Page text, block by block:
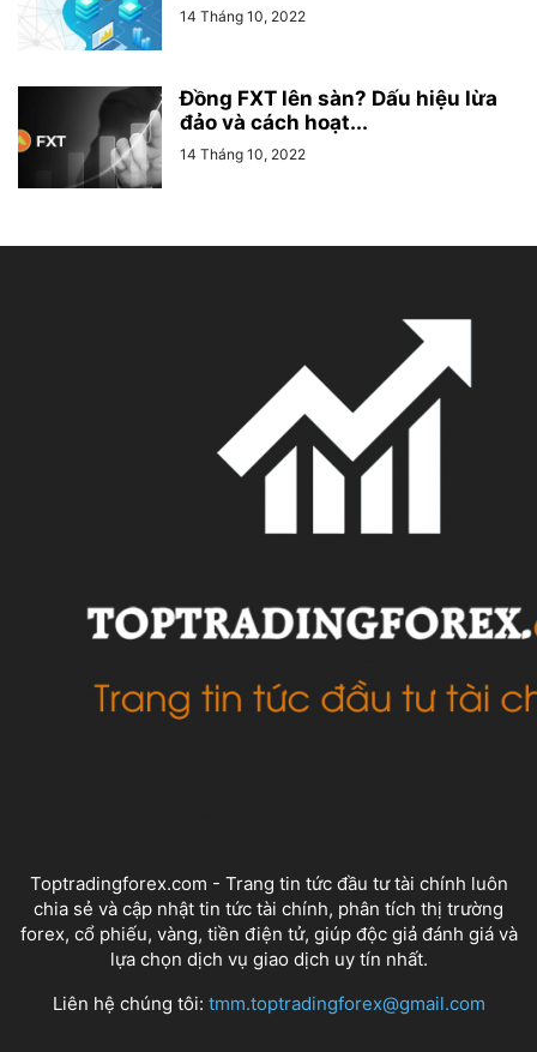
14 Tháng 10, 2022
Đồng FXT lên sàn? Dấu hiệu lừa
đảo và cách hoạt...
14 Tháng 10, 2022
Toptradingforex.com - Trang tin tức đầu tư tài chính luôn
chia sẻ và cập nhật tin tức tài chính, phân tích thị trường
forex, cổ phiếu, vàng, tiền điện tử, giúp độc giả đánh giá và
lựa chọn dịch vụ giao dịch uy tín nhất.
Liên hệ chúng tôi: tmm.toptradingforex@gmail.com